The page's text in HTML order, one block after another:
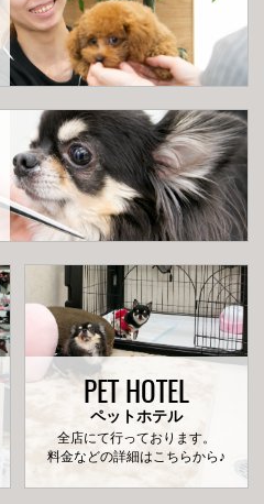
PET HOTEL
ペットホテル
全店にて行っております。
料金などの詳細はこちらから♪